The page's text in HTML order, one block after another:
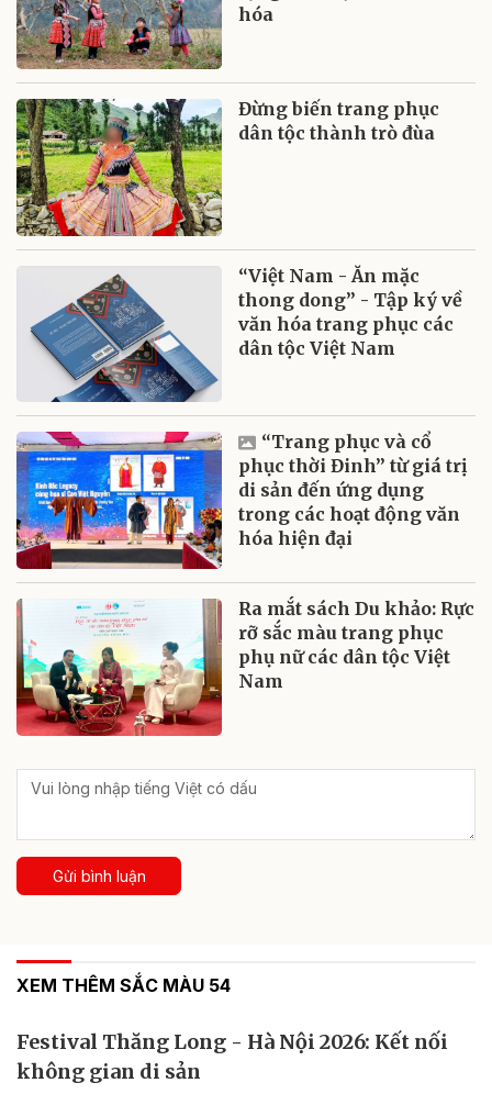
hóa
Đừng biến trang phục
dân tộc thành trò đùa
“Việt Nam - Ăn mặc
thong dong” - Tập ký về
văn hóa trang phục các
dân tộc Việt Nam
“Trang phục và cổ
phục thời Đinh” từ giá trị
di sản đến ứng dụng
trong các hoạt động văn
hóa hiện đại
Ra mắt sách Du khảo: Rực
rỡ sắc màu trang phục
phụ nữ các dân tộc Việt
Nam
Gửi bình luận
XEM THÊM SẮC MÀU 54
Festival Thăng Long - Hà Nội 2026: Kết nối
không gian di sản